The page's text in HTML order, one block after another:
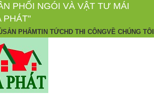
PHỐI NGÓI VÀ VẬT TƯ MÁI
PHÁT"
SẢN PHẨMTIN TỨCHD THI CÔNGVỀ CHÚNG TÔI